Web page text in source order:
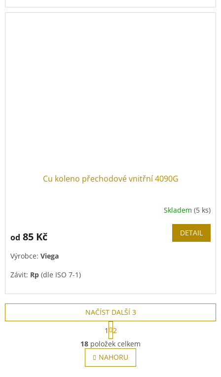
Cu koleno přechodové vnitřní 4090G
Skladem (5 ks)
od 85 Kč DETAIL
Výrobce: Viega
Závit: Rp (dle ISO 7-1)
O
v
l
á
NAČÍST DALŠÍ 3
S
t
r
á
n
k
1
2
18 položek celkem
NAHORU